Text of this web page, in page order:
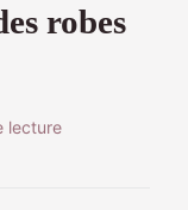
robes
lecture